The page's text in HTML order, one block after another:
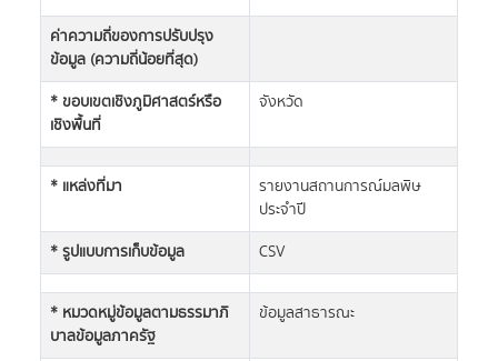
ค่าความถี่ของการปรับปรุง
ข้อมูล (ความถี่น้อยที่สุด)
* ขอบเขตเชิงภูมิศาสตร์หรือ
เชิงพื้นที่
จังหวัด
* แหล่งที่มา
รายงานสถานการณ์มลพิษ
ประจำปี
* รูปแบบการเก็บข้อมูล
CSV
* หมวดหมู่ข้อมูลตามธรรมาภิ
บาลข้อมูลภาครัฐ
ข้อมูลสาธารณะ